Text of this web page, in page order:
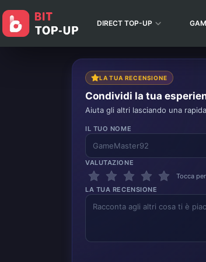
DIRECT TOP-UP
LA TUA RECENSIONE
Condividi la tua
Aiuta gli altri lasciando una
IL TUO NOME
VALUTAZIONE
Tocca
LA TUA RECENSIONE